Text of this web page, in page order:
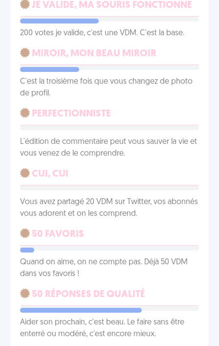
JE VALIDE, MA SOURIS FONCTIONNE
200 votes je valide, c'est une VDM. C'est la base.
MIROIR, MON BEAU MIROIR
C'est la troisième fois que vous changez de photo
de profil.
PERFECTIONNISTE
L'édition de commentaire peut vous sauver la vie et
vous venez de le comprendre.
CUI, CUI
Vous avez partagé 20 VDM sur Twitter, vos abonnés
vous adorent et on les comprend.
50 FAVORIS
Quand on aime, on ne compte pas. Déjà 50 VDM
dans vos favoris !
50 RÉPONSES DE QUALITÉ
Aider son prochain, c'est beau. Le faire sans être
enterré ou modéré, c'est encore mieux.